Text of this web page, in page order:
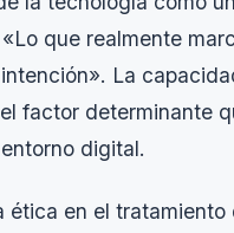
«Lo que realmente
. La
factor determinante
digital.
en el tratamiento